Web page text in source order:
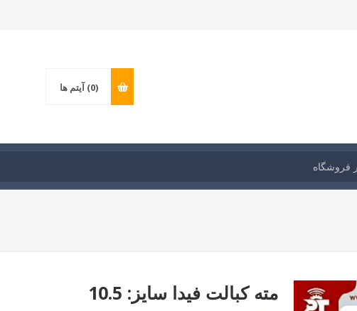
(0) آیتم ها
مته کبالت فیدا سایز: 10.5